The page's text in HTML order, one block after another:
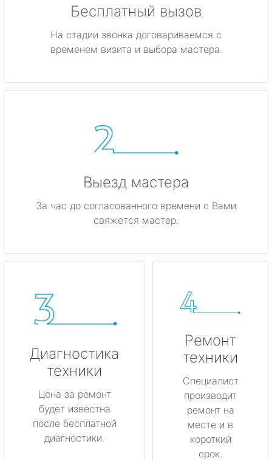
Бесплатный вызов
На стадии звонка договариваемся с
временем визита и выбора мастера.
Выезд мастера
За час до согласованного времени с Вами
свяжется мастер.
Диагностика
техники
Цена за ремонт
будет известна
после бесплатной
диагностики.
Ремонт
техники
Специалист
производит
ремонт на
месте и в
короткий
срок.